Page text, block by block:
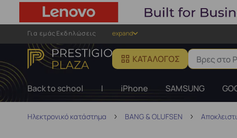
Για εμάς Εκδηλώσεις expand
ΚΑΤΆΛΟΓΟΣ
Back to school | iPhone SAMSUNG
Ηλεκτρονικό κατάστημα BANG & OLUFSEN